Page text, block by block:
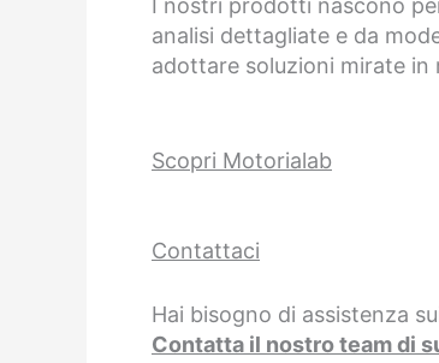
I nostri prodotti nascono
analisi dettagliate e da
adottare soluzioni mirate in
Scopri Motorialab
Contattaci
Hai bisogno di assistenza
Contatta il nostro team di